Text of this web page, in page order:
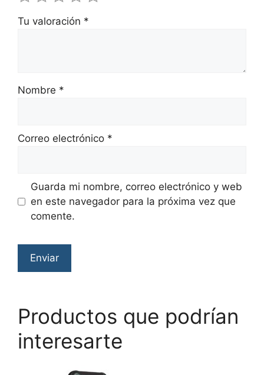
Tu valoración *
Nombre *
Correo electrónico *
Guarda mi nombre, correo electrónico y web
en este navegador para la próxima vez que
comente.
Productos que podrían
interesarte